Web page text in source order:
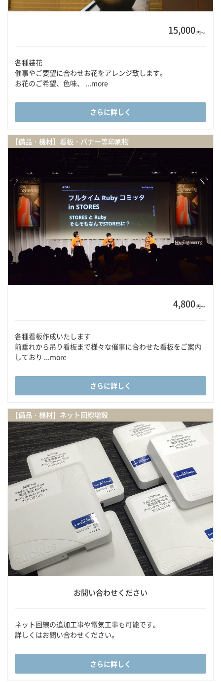
15,000円〜
各種装花
催事やご要望に合わせお花をアレンジ致します。
お花のご希望、色味、 ...more
さらに詳しく
【備品・機材】看板・バナー等印刷物
4,800円〜
各種看板作成いたします
前垂れから吊り看板まで様々な催事に合わせた看板をご案内
しており ...more
さらに詳しく
【備品・機材】ネット回線増設
お問い合わせください
ネット回線の追加工事や電気工事も可能です。
詳しくはお問い合わせください。
さらに詳しく